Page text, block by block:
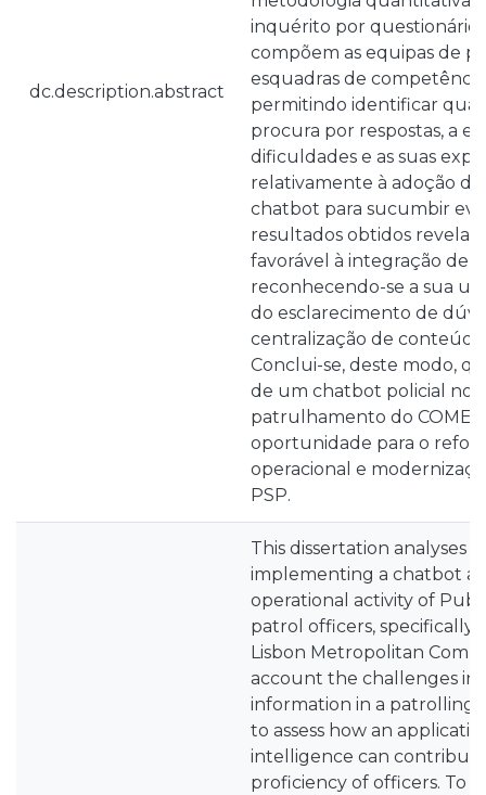
dc.description.abstract
inquérito por questionário
compõem as equipas de
esquadras de
permitindo identificar
procura por respostas, a
dificuldades e as suas
relativamente à adoção
chatbot para sucumbir
resultados obtidos
favorável à integração de
reconhecendo-se a sua
do esclarecimento de
centralização de
Conclui-se, deste modo,
de um chatbot policial no
patrulhamento do
oportunidade para o
operacional e
PSP.
This dissertation analyses
implementing a chatbot
operational activity of
patrol officers, specifically
Lisbon Metropolitan
account the challenges in
information in a patrolling
to assess how an
intelligence can
proficiency of officers. To